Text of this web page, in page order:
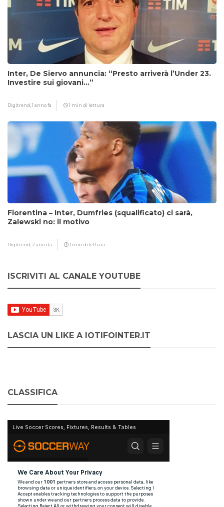
Inter, De Siervo annuncia: “Presto arriverà l’Under 23.
Investire sui giovani…”
Digitrend,1 anno fa 1 min di lettura
Fiorentina – Inter, Dumfries (squalificato) ci sarà,
Zalewski no: il motivo
Digitrend, 2 anni fa 1 min di lettura
ISCRIVITI AL CANALE YOUTUBE
LASCIA UN LIKE A IOTIFOINTER.IT
CLASSIFICA